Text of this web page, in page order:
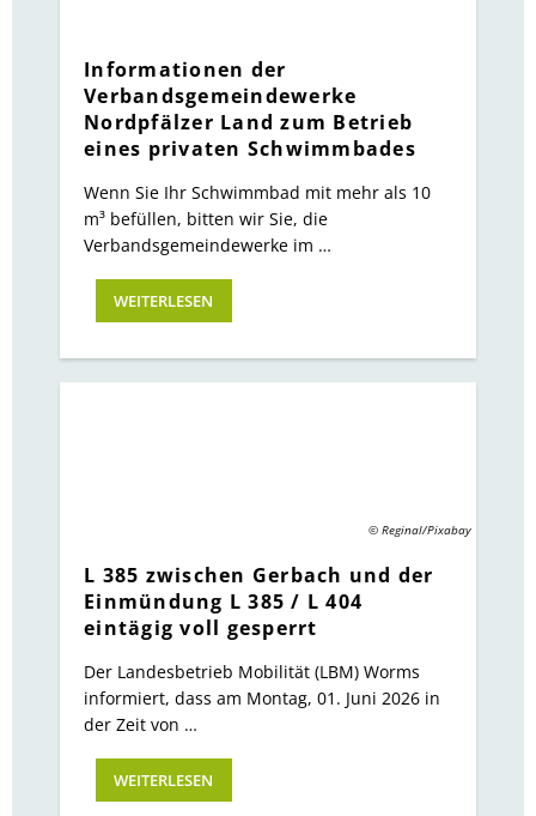
Informationen der
Verbandsgemeindewerke
Nordpfälzer Land zum Betrieb
eines privaten Schwimmbades
Wenn Sie Ihr Schwimmbad mit mehr als 10
m³ befüllen, bitten wir Sie, die
Verbandsgemeindewerke im …
WEITERLESEN
© Reginal/Pixabay
L 385 zwischen Gerbach und der
Einmündung L 385 / L 404
eintägig voll gesperrt
Der Landesbetrieb Mobilität (LBM) Worms
informiert, dass am Montag, 01. Juni 2026 in
der Zeit von …
WEITERLESEN